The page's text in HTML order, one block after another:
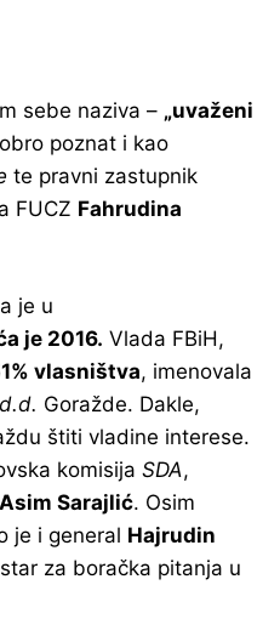
sebe naziva – „uvaženi
poznat i kao
te pravni zastupnik
FUCZ Fahrudina
je u
je 2016. Vlada FBiH,
vlasništva, imenovala
Goražde. Dakle,
štiti vladine interese.
komisija SDA,
Asim Sarajlić. Osim
je i general Hajrudin
za boračka pitanja u